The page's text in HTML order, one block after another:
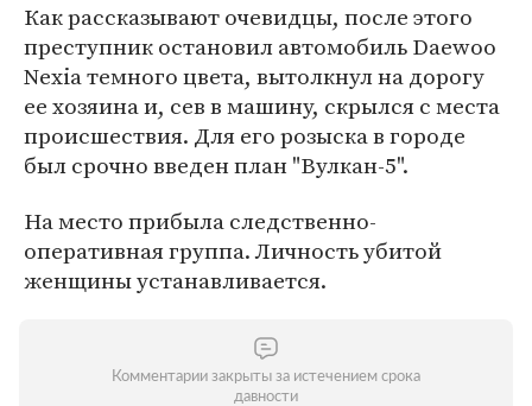
Как рассказывают очевидцы, после этого
преступник остановил автомобиль Daewoo
Nexia темного цвета, вытолкнул на дорогу
ее хозяина и, сев в машину, скрылся с места
происшествия. Для его розыска в городе
был срочно введен план "Вулкан-5".
На место прибыла следственно-
оперативная группа. Личность убитой
женщины устанавливается.
Комментарии закрыты за истечением срока
давности